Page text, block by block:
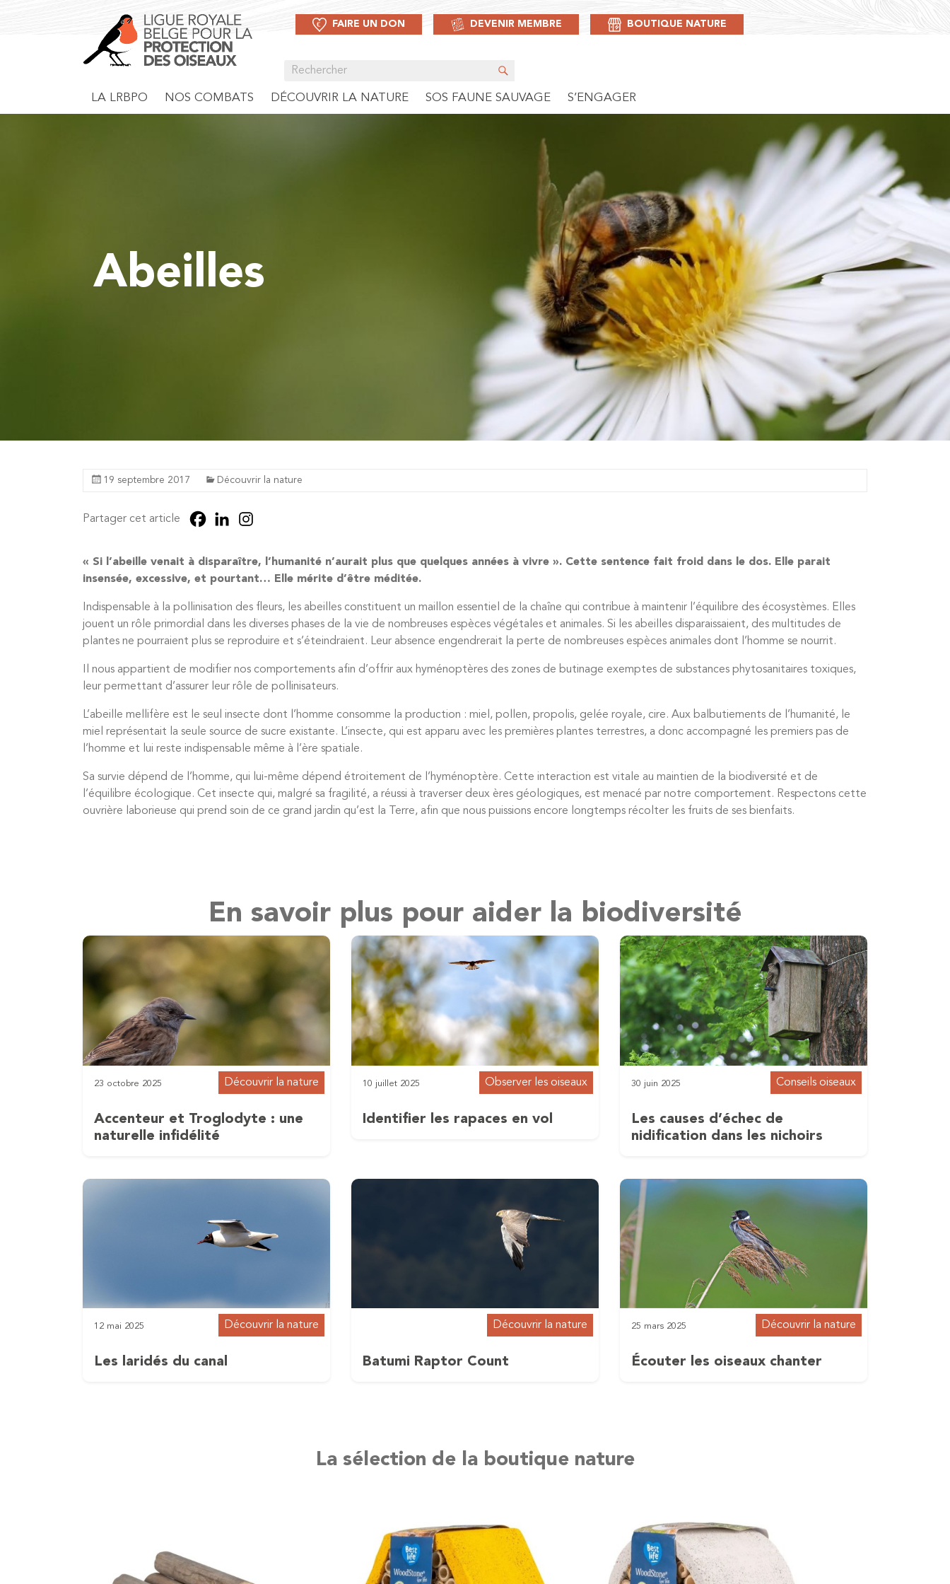
FAIRE UN DON DEVENIR MEMBRE BOUTIQUE NATURE
LA LRBPO NOS COMBATS DÉCOUVRIR LA NATURE SOS FAUNE SAUVAGE S’ENGAGER
Abeilles
19 septembre 2017 Découvrir la nature
Partager cet article
« Si l’abeille venait à disparaître, l’humanité n’aurait plus que quelques années à vivre ». Cette sentence fait froid dans le dos. Elle parait
insensée, excessive, et pourtant… Elle mérite d’être méditée.
Indispensable à la pollinisation des fleurs, les abeilles constituent un maillon essentiel de la chaîne qui contribue à maintenir l’équilibre des écosystèmes. Elles
jouent un rôle primordial dans les diverses phases de la vie de nombreuses espèces végétales et animales. Si les abeilles disparaissaient, des multitudes de
plantes ne pourraient plus se reproduire et s’éteindraient. Leur absence engendrerait la perte de nombreuses espèces animales dont l’homme se nourrit.
Il nous appartient de modifier nos comportements afin d’offrir aux hyménoptères des zones de butinage exemptes de substances phytosanitaires toxiques,
leur permettant d’assurer leur rôle de pollinisateurs.
L’abeille mellifère est le seul insecte dont l’homme consomme la production : miel, pollen, propolis, gelée royale, cire. Aux balbutiements de l’humanité, le
miel représentait la seule source de sucre existante. L’insecte, qui est apparu avec les premières plantes terrestres, a donc accompagné les premiers pas de
l’homme et lui reste indispensable même à l’ère spatiale.
Sa survie dépend de l’homme, qui lui-même dépend étroitement de l’hyménoptère. Cette interaction est vitale au maintien de la biodiversité et de
l’équilibre écologique. Cet insecte qui, malgré sa fragilité, a réussi à traverser deux ères géologiques, est menacé par notre comportement. Respectons cette
ouvrière laborieuse qui prend soin de ce grand jardin qu’est la Terre, afin que nous puissions encore longtemps récolter les fruits de ses bienfaits.
En savoir plus pour aider la biodiversité
23 octobre 2025 Découvrir la nature
Accenteur et Troglodyte : une
naturelle infidélité
10 juillet 2025 Observer les oiseaux
Identifier les rapaces en vol
30 juin 2025 Conseils oiseaux
Les causes d’échec de
nidification dans les nichoirs
12 mai 2025 Découvrir la nature
Les laridés du canal
Découvrir la nature
Batumi Raptor Count
25 mars 2025 Découvrir la nature
Écouter les oiseaux chanter
La sélection de la boutique nature